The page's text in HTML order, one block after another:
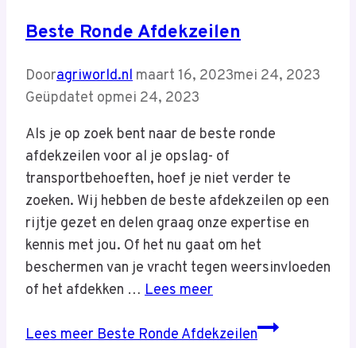
Beste Ronde Afdekzeilen
Dooragriworld.nl maart 16, 2023mei 24, 2023
Geüpdatet opmei 24, 2023
Als je op zoek bent naar de beste ronde
afdekzeilen voor al je opslag- of
transportbehoeften, hoef je niet verder te
zoeken. Wij hebben de beste afdekzeilen op een
rijtje gezet en delen graag onze expertise en
kennis met jou. Of het nu gaat om het
beschermen van je vracht tegen weersinvloeden
of het afdekken … Lees meer
Lees meerBeste Ronde Afdekzeilen